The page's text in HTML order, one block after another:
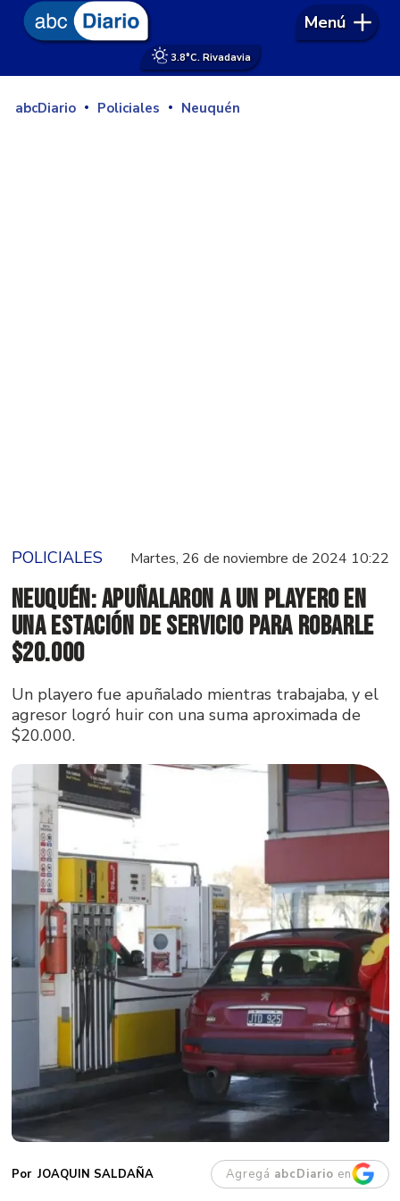
3.8°C. Rivadavia
Menú
abcDiario Policiales Neuquén
POLICIALES Martes, 26 de noviembre de 2024 10:22
Neuquén: apuñalaron a un playero en
una estación de servicio para robarle
$20.000
Un playero fue apuñalado mientras trabajaba, y el
agresor logró huir con una suma aproximada de
$20.000.
JOAQUIN SALDAÑA Agregá abcDiario en